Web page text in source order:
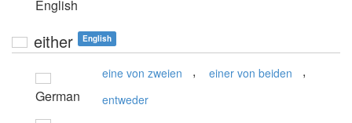
English
either English
German
eine von zweien , einer von beiden ,
entweder